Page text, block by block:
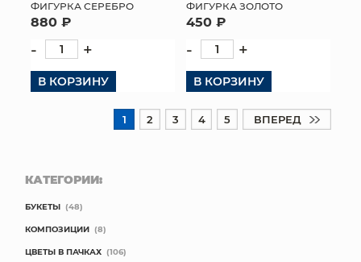
ФИГУРКА СЕРЕБРО
880 ₽
- +
В КОРЗИНУ
ФИГУРКА ЗОЛОТО
450 ₽
- +
В КОРЗИНУ
1 2 3 4 5 ВПЕРЕД
КАТЕГОРИИ:
БУКЕТЫ (48)
КОМПОЗИЦИИ (8)
ЦВЕТЫ В ПАЧКАХ (106)